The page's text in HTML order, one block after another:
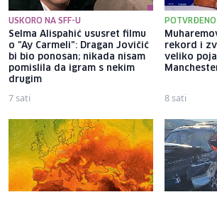
USKORO NA SFF-U
Selma Alispahić ususret filmu
o "Ay Carmeli": Dragan Jovičić
bi bio ponosan; nikada nisam
pomislila da igram s nekim
drugim
7 sati
POTVRĐENO
rekord i
veliko
8 sati